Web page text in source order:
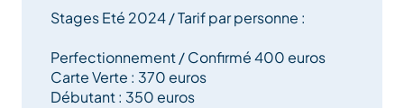
avec technologie Flightscope : chaque formule est
pensée pour répondre à vos objectifs et à votre
rythme.
Stages Eté 2024 / Tarif par personne :
Perfectionnement / Confirmé 400 euros
Carte Verte : 370 euros
Débutant : 350 euros